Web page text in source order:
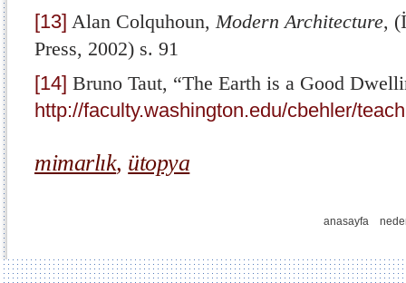
[13] Alan Colquhoun,Modern Architecture,
Press, 2002) s. 91
[14] Bruno Taut, “The Earth is a Good
http://faculty.washington.edu/cbehler/
mimarlık, ütopya
anasayfa